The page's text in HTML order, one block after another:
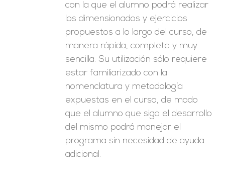
con la que el alumno podrá realizar
los dimensionados y ejercicios
propuestos a lo largo del curso, de
manera rápida, completa y muy
sencilla. Su utilización sólo requiere
estar familiarizado con la
nomenclatura y metodología
expuestas en el curso, de modo
que el alumno que siga el desarrollo
del mismo podrá manejar el
programa sin necesidad de ayuda
adicional.